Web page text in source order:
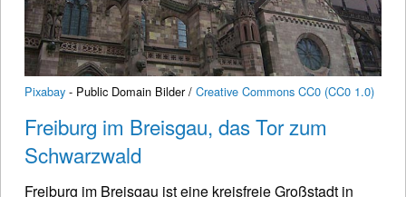
Pixabay - Public Domain Bilder / Creative Commons CC0 (CC0 1.0)
Freiburg im Breisgau, das Tor zum
Schwarzwald
Freiburg im Breisgau ist eine kreisfreie Großstadt in